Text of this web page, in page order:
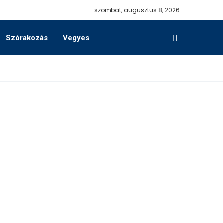
szombat, augusztus 8, 2026
Szórakozás Vegyes